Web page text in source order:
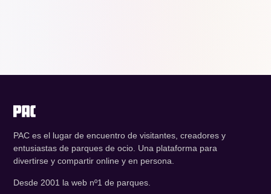
PAC es el lugar de encuentro de visitantes, creadores y
entusiastas de parques de ocio. Una plataforma para
divertirse y compartir online y en persona.
Desde 2001 la web nº1 de parques.